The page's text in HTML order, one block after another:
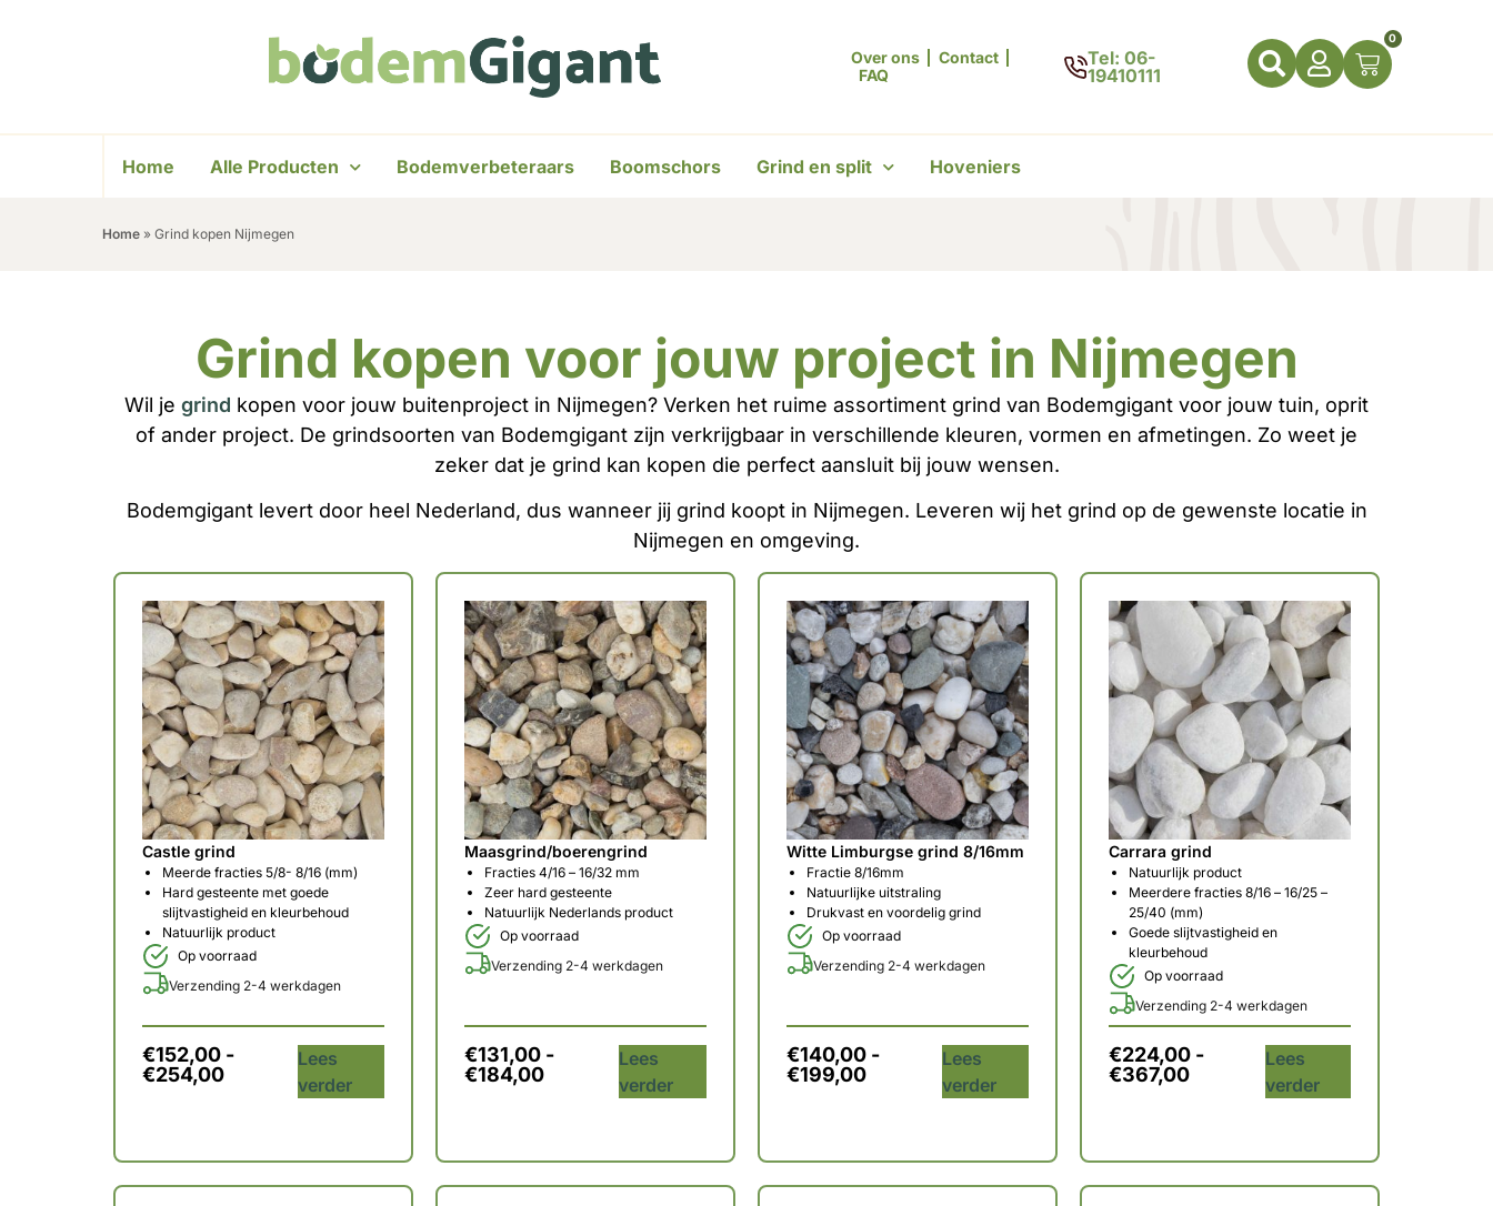
Over ons
Contact
FAQ
Tel: 06-
19410111
0
Home Alle Producten Bodemverbeteraars Boomschors Grind en split Hoveniers
Home » Grind kopen Nijmegen
Grind kopen voor jouw project in Nijmegen
Wil je grind kopen voor jouw buitenproject in Nijmegen? Verken het ruime assortiment grind van Bodemgigant voor jouw tuin, oprit
of ander project. De grindsoorten van Bodemgigant zijn verkrijgbaar in verschillende kleuren, vormen en afmetingen. Zo weet je
zeker dat je grind kan kopen die perfect aansluit bij jouw wensen.
Bodemgigant levert door heel Nederland, dus wanneer jij grind koopt in Nijmegen. Leveren wij het grind op de gewenste locatie in
Nijmegen en omgeving.
Castle grind
Meerde fracties 5/8- 8/16 (mm)
Hard gesteente met goede
slijtvastigheid en kleurbehoud
Natuurlijk product
Op voorraad
Verzending 2-4 werkdagen
€152,00 -
€254,00
Lees
verder
Maasgrind/boerengrind
Fracties 4/16 – 16/32 mm
Zeer hard gesteente
Natuurlijk Nederlands product
Op voorraad
Verzending 2-4 werkdagen
€131,00 -
€184,00
Lees
verder
Witte Limburgse grind 8/16mm
Fractie 8/16mm
Natuurlijke uitstraling
Drukvast en voordelig grind
Op voorraad
Verzending 2-4 werkdagen
€140,00 -
€199,00
Lees
verder
Carrara grind
Natuurlijk product
Meerdere fracties 8/16 – 16/25 –
25/40 (mm)
Goede slijtvastigheid en
kleurbehoud
Op voorraad
Verzending 2-4 werkdagen
€224,00 -
€367,00
Lees
verder